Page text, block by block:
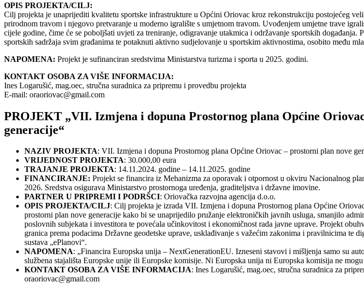
OPIS PROJEKTA/CILJ:
Cilj projekta je unaprijediti kvalitetu sportske infrastrukture u Općini Oriovac kroz rekonstrukciju postojećeg
prirodnom travom i njegovo pretvaranje u moderno igralište s umjetnom travom. Uvođenjem umjetne trave
cijele godine, čime će se poboljšati uvjeti za treniranje, odigravanje utakmica i održavanje sportskih događanja.
sportskih sadržaja svim građanima te potaknuti aktivno sudjelovanje u sportskim aktivnostima, osobito među
NAPOMENA: Projekt je sufinanciran sredstvima Ministarstva turizma i sporta u 2025. godini.
KONTAKT OSOBA ZA VIŠE INFORMACIJA:
Ines Logarušić, mag.oec, stručna suradnica za pripremu i provedbu projekta
E-mail: oraoriovac@gmail.com
PROJEKT „VII. Izmjena i dopuna Prostornog plana Općine
generacije“
NAZIV PROJEKTA: VII. Izmjena i dopuna Prostornog plana Općine Oriovac – prostorni plan nove
VRIJEDNOST PROJEKTA: 30.000,00 eura
TRAJANJE PROJEKTA: 14.11.2024. godine – 14.11.2025. godine
FINANCIRANJE: Projekt se financira iz Mehanizma za oporavak i otpornost u okviru Nacionalnog
2026. Sredstva osigurava Ministarstvo prostornoga uređenja, graditeljstva i državne imovine.
PARTNER U PRIPREMI I PODRŠCI: Oriovačka razvojna agencija d.o.o.
OPIS PROJEKTA/CILJ: Cilj projekta je izrada VII. Izmjena i dopuna Prostornog plana Općine
prostorni plan nove generacije kako bi se unaprijedilo pružanje elektroničkih javnih usluga, smanjilo
poslovnih subjekata i investitora te povećala učinkovitost i ekonomičnost rada javne uprave. Projekt
granica prema podacima Državne geodetske uprave, usklađivanje s važećim zakonima i pravilnicima te
sustava „ePlanovi“.
NAPOMENA: „Financira Europska unija – NextGenerationEU. Izneseni stavovi i mišljenja samo su
službena stajališta Europske unije ili Europske komisije. Ni Europska unija ni Europska komisija ne
KONTAKT OSOBA ZA VIŠE INFORMACIJA: Ines Logarušić, mag.oec, stručna suradnica za
oraoriovac@gmail.com